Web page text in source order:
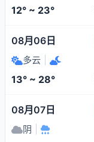
12° ~ 23°
08月06日
多云
13° ~ 28°
08月07日
阴